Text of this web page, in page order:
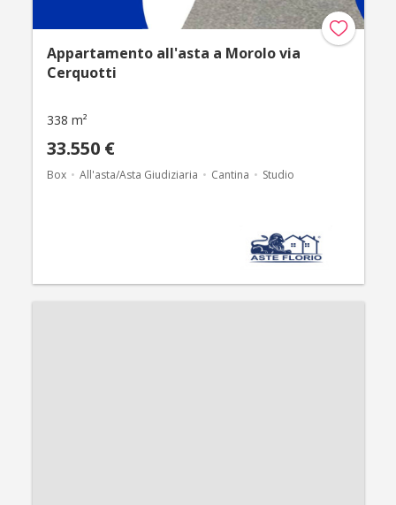
Appartamento all'asta a Morolo via
Cerquotti
338 m²
33.550 €
Box All'asta/Asta Giudiziaria Cantina Studio